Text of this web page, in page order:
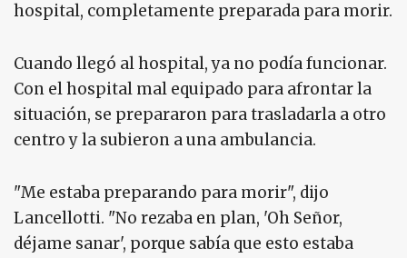
hospital, completamente preparada para morir.
Cuando llegó al hospital, ya no podía funcionar.
Con el hospital mal equipado para afrontar la
situación, se prepararon para trasladarla a otro
centro y la subieron a una ambulancia.
"Me estaba preparando para morir", dijo
Lancellotti. "No rezaba en plan, 'Oh Señor,
déjame sanar', porque sabía que esto estaba